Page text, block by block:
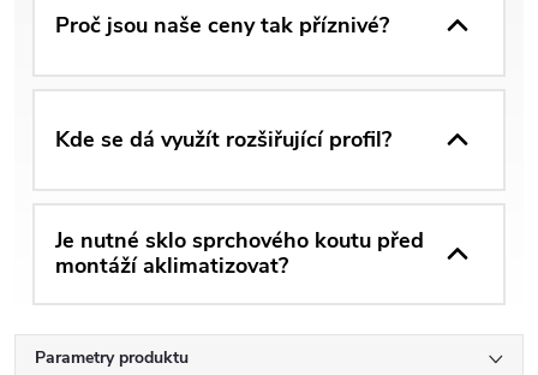
Proč jsou naše ceny tak příznivé?
Kde se dá využít rozšiřující profil?
Je nutné sklo sprchového koutu před
montáží aklimatizovat?
Parametry produktu